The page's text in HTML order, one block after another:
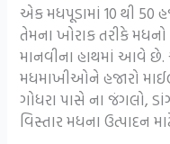
એક મધપૂડામાં 10 થી 50
તેમના ખોરાક તરીકે
માનવીના હાથમાં આવે
મધમાખીઓને હજારો
ગોધરા પાસે ના જંગલો,
વિસ્તાર મધના ઉત્પાદન